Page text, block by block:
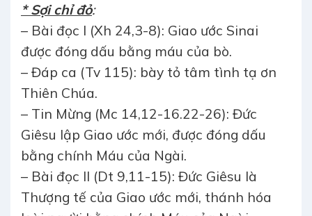
* Sợi chỉ đỏ:
– Bài đọc I (Xh 24,3-8): Giao ước Sinai
được đóng dấu bằng máu của bò.
– Đáp ca (Tv 115): bày tỏ tâm tình tạ ơn
Thiên Chúa.
– Tin Mừng (Mc 14,12-16.22-26): Đức
Giêsu lập Giao ước mới, được đóng dấu
bằng chính Máu của Ngài.
– Bài đọc II (Dt 9,11-15): Đức Giêsu là
Thượng tế của Giao ước mới, thánh hóa